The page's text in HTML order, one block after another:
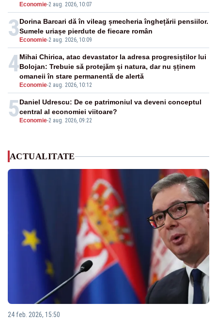
Economie-2 aug. 2026, 10:07
3 Economie-2 aug. 2026, 10:09
Dorina Barcari dă în vileag șmecheria înghețării pensiilor.
Sumele uriașe pierdute de fiecare român
4
Economie-2 aug. 2026, 10:12
Mihai Chirica, atac devastator la adresa progresiștilor lui
Bolojan: Trebuie să protejăm și natura, dar nu șținem
omaneii în stare permanentă de alertă
5 Economie-2 aug. 2026, 09:22
Daniel Udrescu: De ce patrimoniul va deveni conceptul
central al economiei viitoare?
ACTUALITATE
24 feb. 2026, 15:50